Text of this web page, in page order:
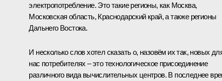
электропотребление. Это такие регионы, как Москва,
Московская область, Краснодарский край, а также регионы
Дальнего Востока.
И несколько слов хотел сказать о, назовём их так, новых
нас потребителях – это технологическое присоединение
различного вида вычислительных центров. В последнее